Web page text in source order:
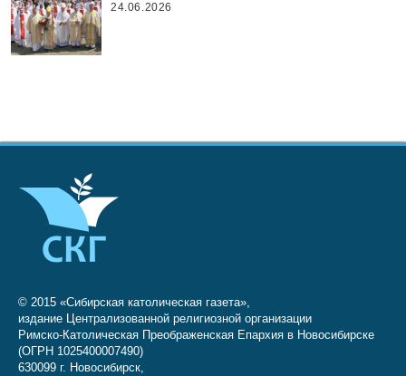
24.06.2026
© 2015 «Сибирская католическая газета»,
издание Централизованной религиозной организации
Римско-Католическая Преображенская Епархия в Новосибирске
(ОГРН 1025400007490)
630099 г. Новосибирск,